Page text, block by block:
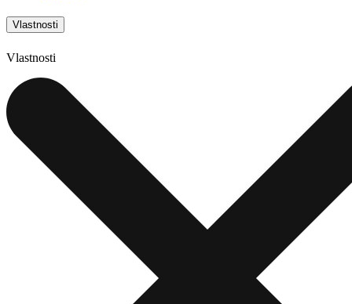
Vlastnosti
Vlastnosti